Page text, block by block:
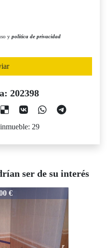
y política de privacidad
202398
29
ser de su interés